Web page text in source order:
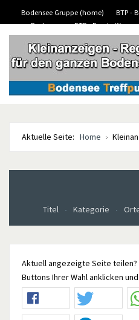
Bodensee Gruppe (home)
BTP -
Bodensee
BTP - Boote-
Aktuelle Seite: Home
Titel Kategorie
Aktuell angezeigte Seite
Buttons Ihrer Wahl anklicken